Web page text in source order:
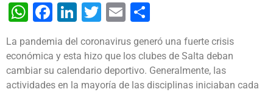
WhatsApp
Facebook
LinkedIn
Twitter
Email
La pandemia del coronavirus generó una fuerte crisis
económica y esta hizo que los clubes de Salta deban
cambiar su calendario deportivo. Generalmente, las
actividades en la mayoría de las disciplinas iniciaban cada